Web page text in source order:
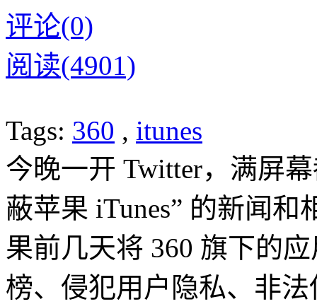
评论(0)
阅读(4901)
Tags: 360 , itunes
今晚一开 Twitter，满屏
蔽苹果 iTunes” 的新闻
果前几天将 360 旗下的
榜、侵犯用户隐私、非